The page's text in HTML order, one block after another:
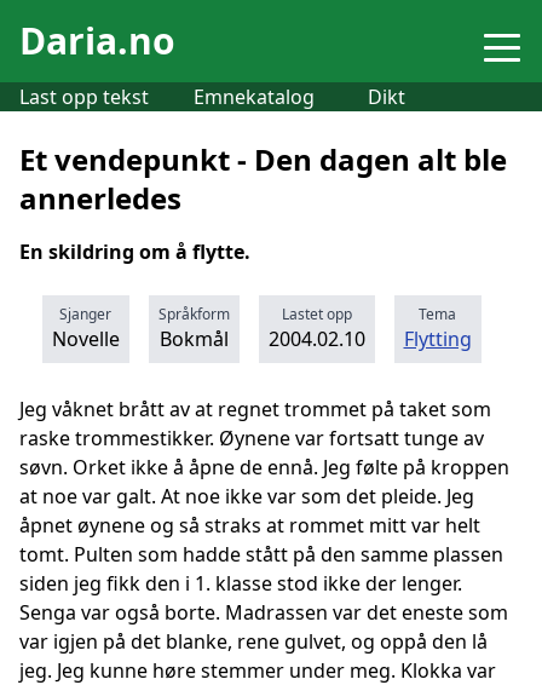
Daria.no
Last opp tekst Emnekatalog Dikt
Et vendepunkt - Den dagen alt ble
annerledes
En skildring om å flytte.
Sjanger
Novelle
Språkform
Bokmål
Lastet opp
2004.02.10
Tema
Flytting
Jeg våknet brått av at regnet trommet på taket som
raske trommestikker. Øynene var fortsatt tunge av
søvn. Orket ikke å åpne de ennå. Jeg følte på kroppen
at noe var galt. At noe ikke var som det pleide. Jeg
åpnet øynene og så straks at rommet mitt var helt
tomt. Pulten som hadde stått på den samme plassen
siden jeg fikk den i 1. klasse stod ikke der lenger.
Senga var også borte. Madrassen var det eneste som
var igjen på det blanke, rene gulvet, og oppå den lå
jeg. Jeg kunne høre stemmer under meg. Klokka var